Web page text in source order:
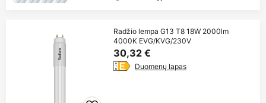
Radžio lempa G13 T8 18W 2000lm
4000K EVG/KVG/230V
30,32 €
Duomenų lapas